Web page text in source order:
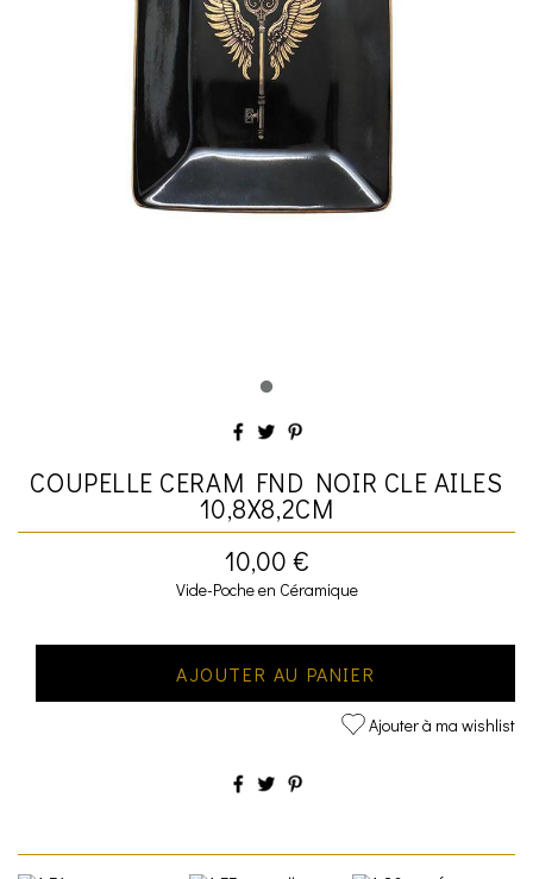
COUPELLE CERAM FND NOIR CLE AILES
10,8X8,2CM
10,00 €
Vide-Poche en Céramique
AJOUTER AU PANIER
Ajouter à ma wishlist